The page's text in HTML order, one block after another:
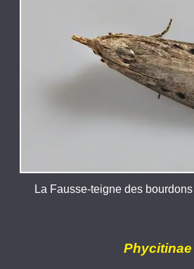
La Fausse-teigne des bourdons
Phycitinae